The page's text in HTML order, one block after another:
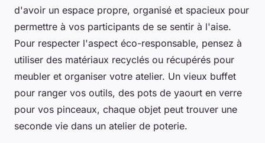
d'avoir un espace propre, organisé et spacieux pour
permettre à vos participants de se sentir à l'aise.
Pour respecter l'aspect éco-responsable, pensez à
utiliser des matériaux recyclés ou récupérés pour
meubler et organiser votre atelier. Un vieux buffet
pour ranger vos outils, des pots de yaourt en verre
pour vos pinceaux, chaque objet peut trouver une
seconde vie dans un atelier de poterie.